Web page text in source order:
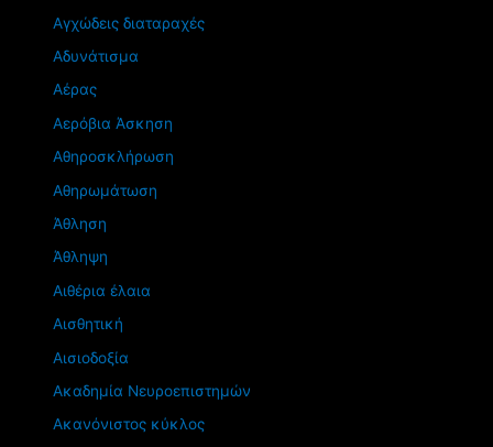
Αγχώδεις διαταραχές
Αδυνάτισμα
Αέρας
Αερόβια Άσκηση
Αθηροσκλήρωση
Αθηρωμάτωση
Άθληση
Άθληψη
Αιθέρια έλαια
Αισθητική
Αισιοδοξία
Ακαδημία Νευροεπιστημών
Ακανόνιστος κύκλος